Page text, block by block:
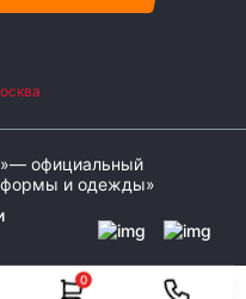
0
официальный
формы и одежды»